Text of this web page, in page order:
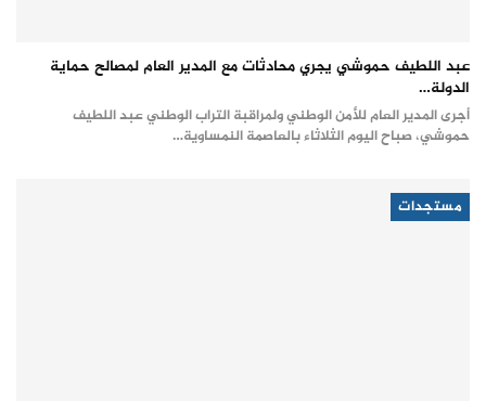
عبد اللطيف حموشي يجري محادثات مع المدير العام لمصالح حماية
الدولة…
أجرى المدير العام للأمن الوطني ولمراقبة التراب الوطني عبد اللطيف
حموشي، صباح اليوم الثلاثاء بالعاصمة النمساوية…
مستجدات